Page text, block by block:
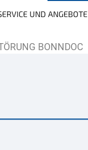
UND ANGEBOTE
BONNDOC